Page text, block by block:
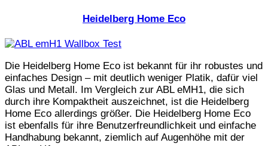
Heidelberg Home Eco
Die Heidelberg Home Eco ist bekannt für ihr robustes und
einfaches Design – mit deutlich weniger Platik, dafür viel
Glas und Metall. Im Vergleich zur ABL eMH1, die sich
durch ihre Kompaktheit auszeichnet, ist die Heidelberg
Home Eco allerdings größer. Die Heidelberg Home Eco
ist ebenfalls für ihre Benutzerfreundlichkeit und einfache
Handhabung bekannt, ziemlich auf Augenhöhe mit der